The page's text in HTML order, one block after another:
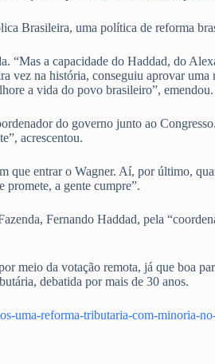
Brasileira, uma política de reforma
“Mas a capacidade do Haddad, do
vez na história, conseguiu aprovar
a vida do povo brasileiro”, emendou.
do governo junto ao
acrescentou.
entrar o Wagner. Aí, por último,
promete, a gente cumpre”.
Fernando Haddad, pela
meio da votação remota, já que boa
debatida por mais de 30 anos.
uma-reforma-tributaria-com-minoria-